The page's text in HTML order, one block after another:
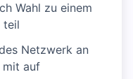
Wahl zu einem
teil
Netzwerk an
mit auf